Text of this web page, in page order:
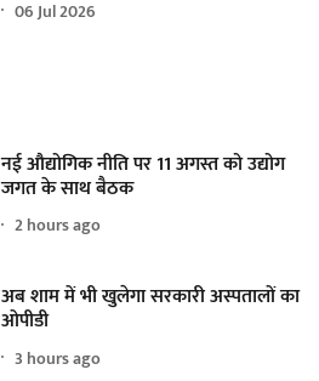
06 Jul 2026
नई औद्योगिक नीति पर 11 अगस्त को उद्योग
जगत के साथ बैठक
2 hours ago
अब शाम में भी खुलेगा सरकारी अस्पतालों का
ओपीडी
3 hours ago